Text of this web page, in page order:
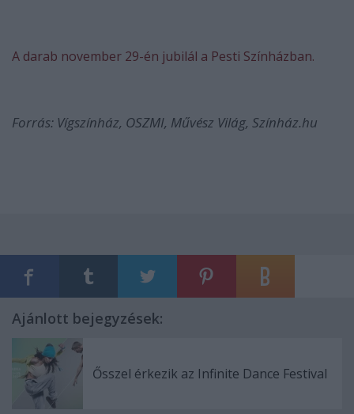
A darab november 29-én jubilál a Pesti Színházban.
Forrás: Vígszínház, OSZMI, Művész Világ, Színház.hu
Ajánlott bejegyzések:
Ősszel érkezik az Infinite Dance Festival